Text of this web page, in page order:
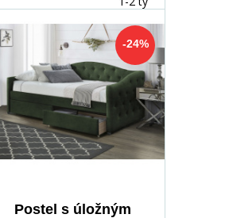
-24%
Postel s úložným